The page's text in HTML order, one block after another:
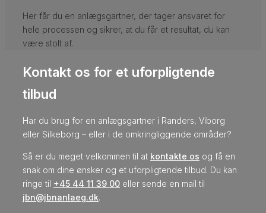
Her får du en anlægsgartner, der tager ansvaret for
hele processen og sikrer, at du får et resultat, du kan
være stolt af.
Kontakt os for et uforpligtende
tilbud
Har du brug for en anlægsgartner i Randers, Viborg
eller Silkeborg – eller i de omkringliggende områder?
Så er du meget velkommen til at kontakte os og få en
snak om dine ønsker og et uforpligtende tilbud. Du kan
ringe til +45 44 11 39 00 eller sende en mail til
jbn@jbnanlaeg.dk.